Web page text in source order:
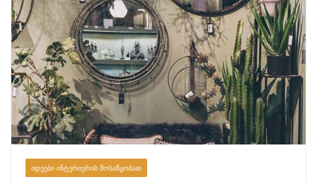
ᲘᲓᲔᲔᲑᲘ ᲘᲜᲢᲔᲠᲘᲔᲠᲘᲡ ᲛᲝᲡᲐᲬᲧᲝᲑᲐᲗ